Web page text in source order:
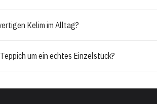
Kelim im Alltag?
um ein echtes Einzelstück?